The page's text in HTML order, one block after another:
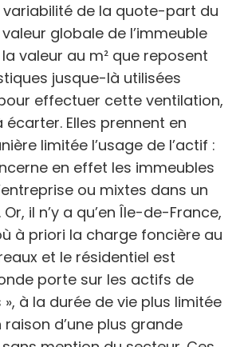
variabilité de la quote-part du
globale de l’immeuble
valeur au m² que reposent
jusque-là utilisées
effectuer cette ventilation,
Elles prennent en
limitée l’usage de l’actif :
en effet les immeubles
ou mixtes dans un
il n’y a qu’en Île-de-France,
à priori la charge foncière au
et le résidentiel est
porte sur les actifs de
à la durée de vie plus limitée
d’une plus grande